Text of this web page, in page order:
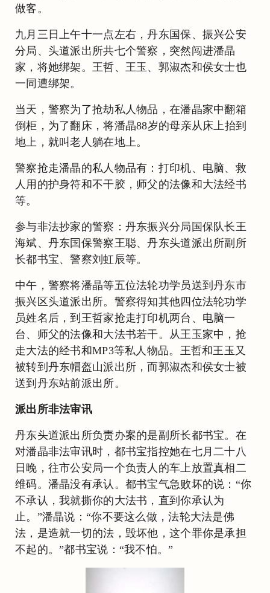
做客。
九月三日上午十一点左右，丹东国保、振兴公安
分局、头道派出所共七个警察，突然闯进潘晶
家，将她绑架。王哲、王玉、郭淑杰和侯女士也
一同遭绑架。
当天，警察为了抢劫私人物品，在潘晶家中翻箱
倒柜，为了翻床，将潘晶88岁的母亲从床上抬到
地上，就叫老人躺在地上。
警察抢走潘晶的私人物品有：打印机、电脑、救
人用的护身符和不干胶，师父的法像和大法经书
等。
参与非法抄家的警察：丹东振兴分局国保队长王
海斌、丹东国保警察王聪、丹东头道派出所副所
长都书宝、警察刘虹辰等。
中午，警察将潘晶等五位法轮功学员送到丹东市
振兴区头道派出所。警察得知其他四位法轮功学
员姓名后，到王哲家抢走打印机两台、电脑一
台、师父的法像和大法书若干。从王玉家中，抢
走大法的经书和MP3等私人物品。王哲和王玉又
被转到丹东帽盔山派出所，而郭淑杰和侯女士被
送到丹东站前派出所。
派出所非法审讯
丹东头道派出所负责办案的是副所长都书宝。在
对潘晶非法审讯时，都书宝指控她在七月二十八
日晚，往市公安局一个负责人的车上放置真相二
维码。潘晶没有承认。都书宝气急败坏的说：“你
不承认，我就撕你的大法书，直到你承认为
止。”潘晶说：“你不要这么做，法轮大法是佛
法，是造就一切的法，毁坏他，这个罪你是承担
不起的。”都书宝说：“我不怕。”